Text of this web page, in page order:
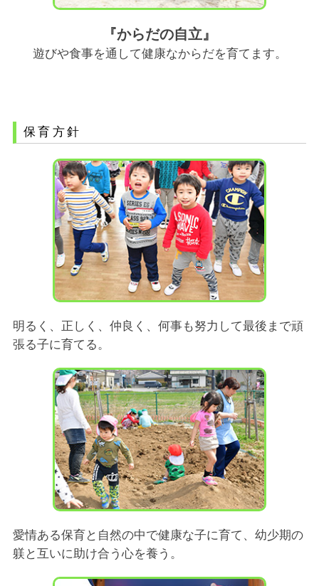
『からだの自立』
遊びや食事を通して健康なからだを育てます。
保育方針
明るく、正しく、仲良く、何事も努力して最後まで頑
張る子に育てる。
愛情ある保育と自然の中で健康な子に育て、幼少期の
躾と互いに助け合う心を養う。